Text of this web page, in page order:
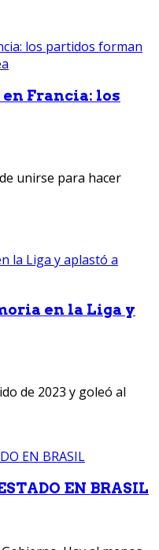
Francia: los
unirse para hacer
en la Liga y
de 2023 y goleó al
EN BRASIL